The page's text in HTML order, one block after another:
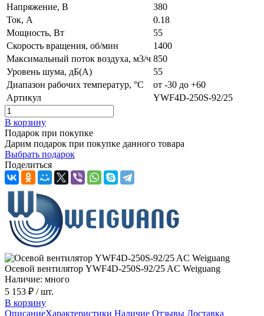
Напряжение, В
380
Ток, А
0.18
Мощность, Вт
55
Скорость вращения, об/мин
1400
Максимальный поток воздуха, м3/ч 850
Уровень шума, дБ(А)
55
Диапазон рабочих температур, °C
от -30 до +60
Артикул
YWF4D-250S-92/25
В корзину
Подарок при покупке
Дарим подарок при покупке данного товара
Выбрать подарок
Поделиться
Осевой вентилятор YWF4D-250S-92/25 AC Weiguang
Наличие: много
5 153 ₽ / шт.
В корзину
ОписаниеХарактеристики Наличие Отзывы Доставка